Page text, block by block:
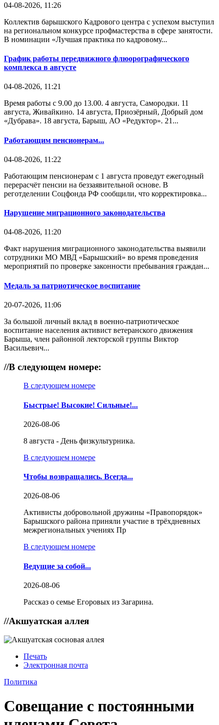
04-08-2026, 11:26
Коллектив барышского Кадрового центра с успехом выступил
на региональном конкурсе профмастерства в сфере занятости.
В номинации «Лучшая практика по кадровому...
График работы передвижного флюорографического
комплекса в августе
04-08-2026, 11:21
Время работы с 9.00 до 13.00. 4 августа, Самородки. 11
августа, Живайкино. 14 августа, Приозёрный, Добрый дом
«Дубрава». 18 августа, Барыш, АО «Редуктор». 21...
Работающим пенсионерам...
04-08-2026, 11:22
Работающим пенсионерам с 1 августа проведут ежегодный
перерасчёт пенсии на беззаявительной основе. В
реготделении Соцфонда РФ сообщили, что корректировка...
Нарушение миграционного законодательства
04-08-2026, 11:20
Факт нарушения миграционного законодательства выявили
сотрудники МО МВД «Барышский» во время проведения
мероприятий по проверке законности пребывания граждан...
Медаль за патриотическое воспитание
20-07-2026, 11:06
За большой личный вклад в военно-патриотическое
воспитание населения активист ветеранского движения
Барыша, член районной лекторской группы Виктор
Васильевич...
//В следующем номере:
В следующем номере
Быстрые! Высокие! Сильные!...
2026-08-06
8 августа - День физкультурника.
В следующем номере
Чтобы возвращались. Всегда...
2026-08-06
Активисты добровольной дружины «Правопорядок»
Барышского района приняли участие в трёхдневных
межрегиональных учениях Пр
В следующем номере
Ведущие за собой...
2026-08-06
Рассказ о семье Егоровых из Загарина.
//Акшуатская аллея
Печать
Электронная почта
Политика
Совещание с постоянными